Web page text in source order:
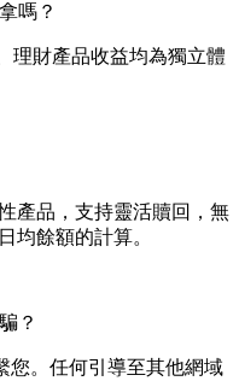
嗎？
理財產品收益均為獨立體
產品，支持靈活贖回，無
均餘額的計算。
？
您。任何引導至其他網域